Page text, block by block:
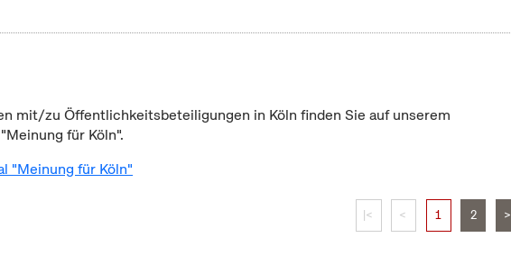
mit/zu Öffentlichkeitsbeteiligungen in Köln finden Sie auf unserem
für Köln".
"Meinung für Köln"
|< < 1 2 >